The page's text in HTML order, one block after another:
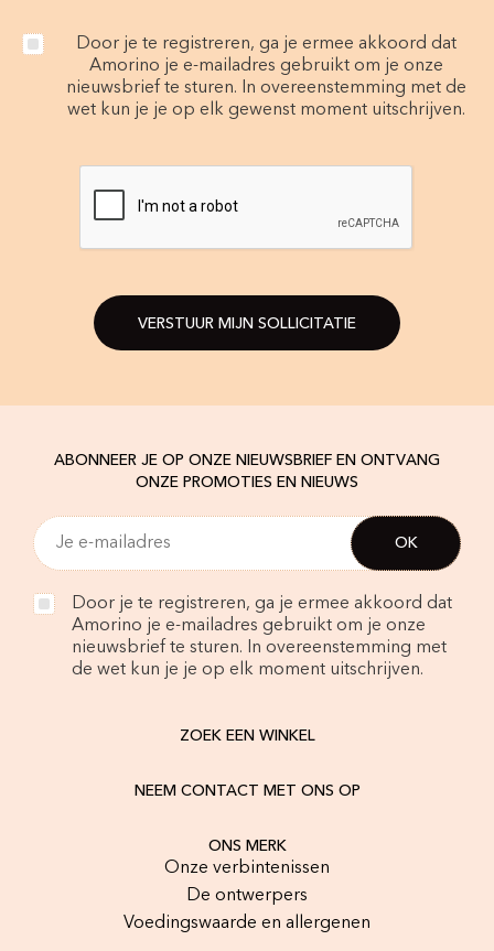
Door je te registreren, ga je ermee akkoord dat
Amorino je e-mailadres gebruikt om je onze
nieuwsbrief te sturen. In overeenstemming met de
wet kun je je op elk gewenst moment uitschrijven.
VERSTUUR MIJN SOLLICITATIE
ABONNEER JE OP ONZE NIEUWSBRIEF EN ONTVANG
ONZE PROMOTIES EN NIEUWS
Door je te registreren, ga je ermee akkoord dat
Amorino je e-mailadres gebruikt om je onze
nieuwsbrief te sturen. In overeenstemming met
de wet kun je je op elk moment uitschrijven.
ZOEK EEN WINKEL
NEEM CONTACT MET ONS OP
ONS MERK
Onze verbintenissen
De ontwerpers
Voedingswaarde en allergenen